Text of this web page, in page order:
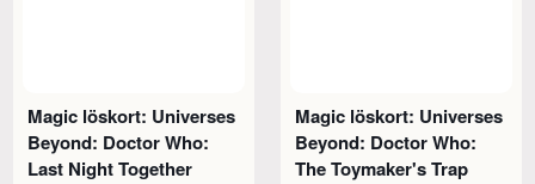
Magic löskort: Universes
Beyond: Doctor Who:
Last Night Together
Magic löskort: Universes
Beyond: Doctor Who:
The Toymaker's Trap